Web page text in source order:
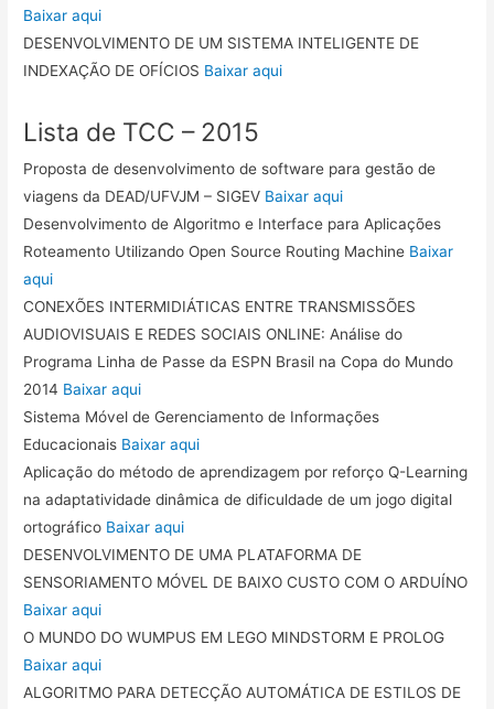
Baixar aqui
DESENVOLVIMENTO DE UM SISTEMA INTELIGENTE DE
INDEXAÇÃO DE OFÍCIOS Baixar aqui
Lista de TCC – 2015
Proposta de desenvolvimento de software para gestão de
viagens da DEAD/UFVJM – SIGEV Baixar aqui
Desenvolvimento de Algoritmo e Interface para Aplicações
Roteamento Utilizando Open Source Routing Machine Baixar
aqui
CONEXÕES INTERMIDIÁTICAS ENTRE TRANSMISSÕES
AUDIOVISUAIS E REDES SOCIAIS ONLINE: Análise do
Programa Linha de Passe da ESPN Brasil na Copa do Mundo
2014 Baixar aqui
Sistema Móvel de Gerenciamento de Informações
Educacionais Baixar aqui
Aplicação do método de aprendizagem por reforço Q-Learning
na adaptatividade dinâmica de dificuldade de um jogo digital
ortográfico Baixar aqui
DESENVOLVIMENTO DE UMA PLATAFORMA DE
SENSORIAMENTO MÓVEL DE BAIXO CUSTO COM O ARDUÍNO
Baixar aqui
O MUNDO DO WUMPUS EM LEGO MINDSTORM E PROLOG
Baixar aqui
ALGORITMO PARA DETECÇÃO AUTOMÁTICA DE ESTILOS DE